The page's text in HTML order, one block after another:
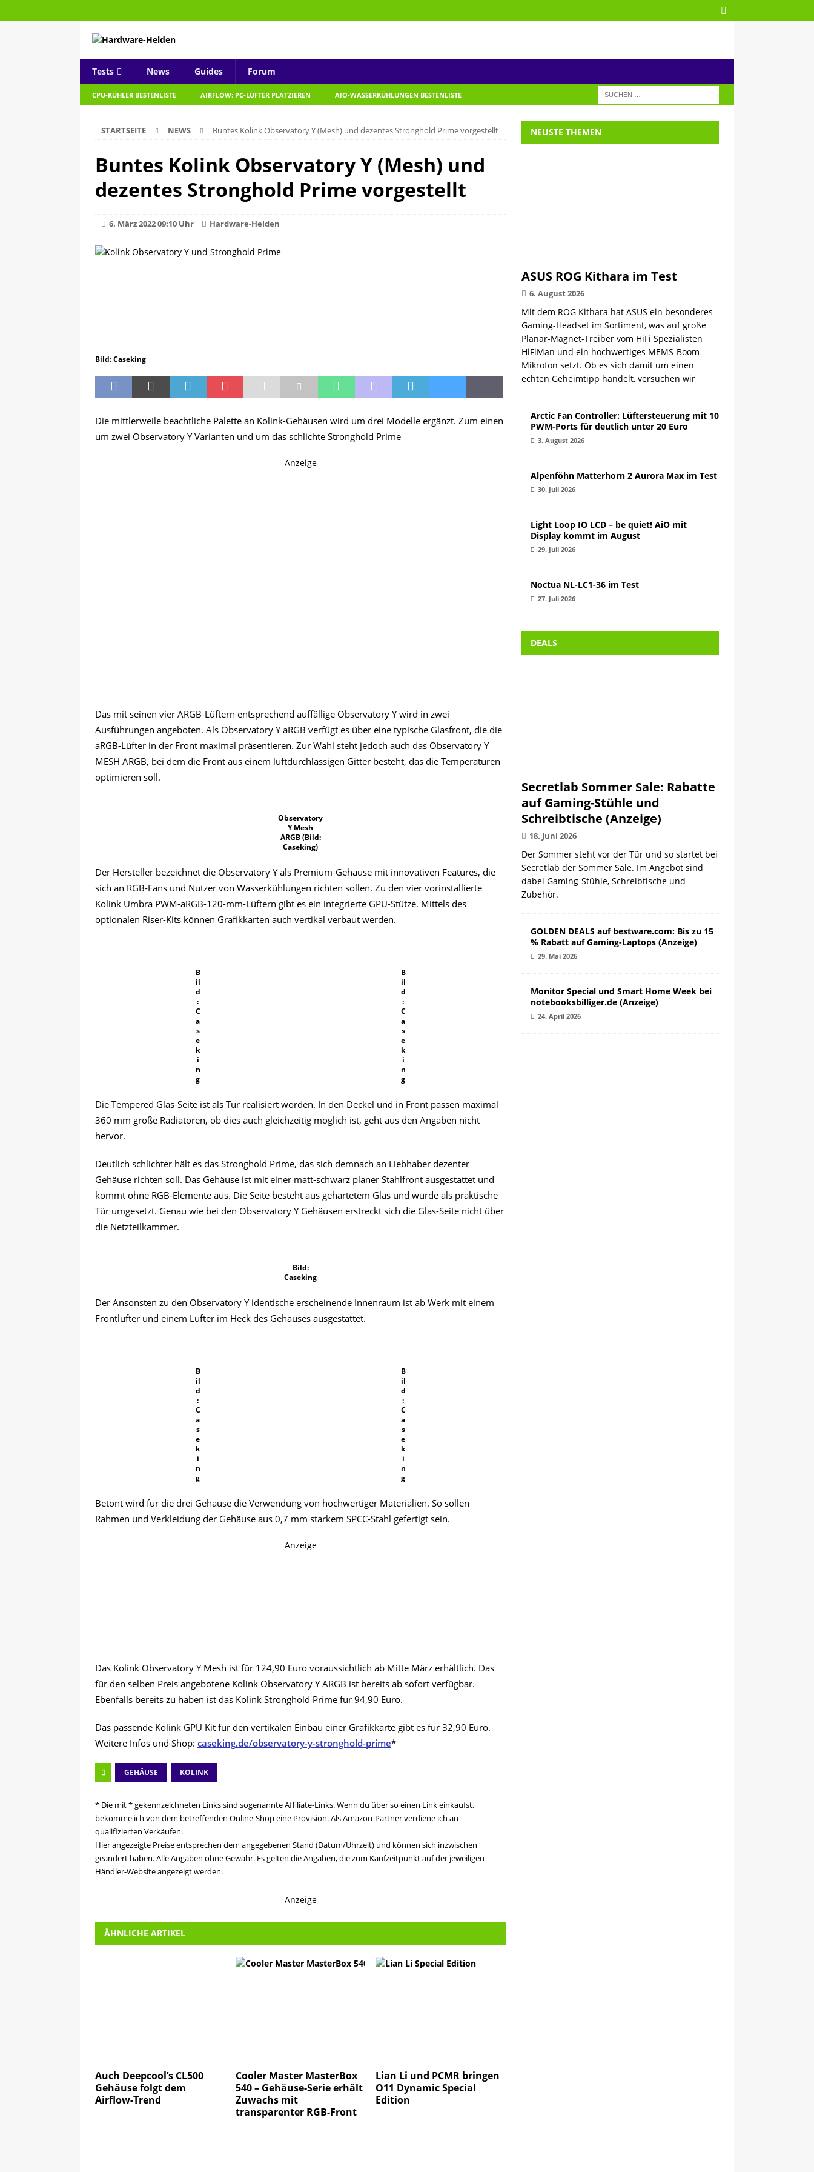
Tests News Guides Forum
CPU-KÜHLER BESTENLISTE AIRFLOW: PC-LÜFTER PLATZIEREN AIO-WASSERKÜHLUNGEN BESTENLISTE
STARTSEITE NEWS Buntes Kolink Observatory Y (Mesh) und dezentes Stronghold Prime vorgestellt
Buntes Kolink Observatory Y (Mesh) und
dezentes Stronghold Prime vorgestellt
6. März 2022 09:10 Uhr Hardware-Helden
Bild: Caseking
Die mittlerweile beachtliche Palette an Kolink-Gehäusen wird um drei Modelle ergänzt. Zum einen
um zwei Observatory Y Varianten und um das schlichte Stronghold Prime
Anzeige
Das mit seinen vier ARGB-Lüftern entsprechend auffällige Observatory Y wird in zwei
Ausführungen angeboten. Als Observatory Y aRGB verfügt es über eine typische Glasfront, die die
aRGB-Lüfter in der Front maximal präsentieren. Zur Wahl steht jedoch auch das Observatory Y
MESH ARGB, bei dem die Front aus einem luftdurchlässigen Gitter besteht, das die Temperaturen
optimieren soll.
Observatory
Y Mesh
ARGB (Bild:
Caseking)
Der Hersteller bezeichnet die Observatory Y als Premium-Gehäuse mit innovativen Features, die
sich an RGB-Fans und Nutzer von Wasserkühlungen richten sollen. Zu den vier vorinstallierte
Kolink Umbra PWM-aRGB-120-mm-Lüftern gibt es ein integrierte GPU-Stütze. Mittels des
optionalen Riser-Kits können Grafikkarten auch vertikal verbaut werden.
B
il
d
:
C
a
s
e
k
i
n
g
B
il
d
:
C
a
s
e
k
i
n
g
Die Tempered Glas-Seite ist als Tür realisiert worden. In den Deckel und in Front passen maximal
360 mm große Radiatoren, ob dies auch gleichzeitig möglich ist, geht aus den Angaben nicht
hervor.
Deutlich schlichter hält es das Stronghold Prime, das sich demnach an Liebhaber dezenter
Gehäuse richten soll. Das Gehäuse ist mit einer matt-schwarz planer Stahlfront ausgestattet und
kommt ohne RGB-Elemente aus. Die Seite besteht aus gehärtetem Glas und wurde als praktische
Tür umgesetzt. Genau wie bei den Observatory Y Gehäusen erstreckt sich die Glas-Seite nicht über
die Netzteilkammer.
Bild:
Caseking
Der Ansonsten zu den Observatory Y identische erscheinende Innenraum ist ab Werk mit einem
Frontlüfter und einem Lüfter im Heck des Gehäuses ausgestattet.
B
il
d
:
C
a
s
e
k
i
n
g
B
il
d
:
C
a
s
e
k
i
n
g
Betont wird für die drei Gehäuse die Verwendung von hochwertiger Materialien. So sollen
Rahmen und Verkleidung der Gehäuse aus 0,7 mm starkem SPCC-Stahl gefertigt sein.
Anzeige
Das Kolink Observatory Y Mesh ist für 124,90 Euro voraussichtlich ab Mitte März erhältlich. Das
für den selben Preis angebotene Kolink Observatory Y ARGB ist bereits ab sofort verfügbar.
Ebenfalls bereits zu haben ist das Kolink Stronghold Prime für 94,90 Euro.
Das passende Kolink GPU Kit für den vertikalen Einbau einer Grafikkarte gibt es für 32,90 Euro.
Weitere Infos und Shop: caseking.de/observatory-y-stronghold-prime*
GEHÄUSE KOLINK
* Die mit * gekennzeichneten Links sind sogenannte Affiliate-Links. Wenn du über so einen Link einkaufst,
bekomme ich von dem betreffenden Online-Shop eine Provision. Als Amazon-Partner verdiene ich an
qualifizierten Verkäufen.
Hier angezeigte Preise entsprechen dem angegebenen Stand (Datum/Uhrzeit) und können sich inzwischen
geändert haben. Alle Angaben ohne Gewähr. Es gelten die Angaben, die zum Kaufzeitpunkt auf der jeweiligen
Händler-Website angezeigt werden.
Anzeige
ÄHNLICHE ARTIKEL
Auch Deepcool’s CL500
Gehäuse folgt dem
Airflow-Trend
Cooler Master MasterBox
540 – Gehäuse-Serie erhält
Zuwachs mit
transparenter RGB-Front
Lian Li und PCMR bringen
O11 Dynamic Special
Edition
NEUSTE THEMEN
ASUS ROG Kithara im Test
6. August 2026
Mit dem ROG Kithara hat ASUS ein besonderes
Gaming-Headset im Sortiment, was auf große
Planar-Magnet-Treiber vom HiFi Spezialisten
HiFiMan und ein hochwertiges MEMS-Boom-
Mikrofon setzt. Ob es sich damit um einen
echten Geheimtipp handelt, versuchen wir
Arctic Fan Controller: Lüftersteuerung mit 10
PWM-Ports für deutlich unter 20 Euro
3. August 2026
Alpenföhn Matterhorn 2 Aurora Max im Test
30. Juli 2026
Light Loop IO LCD – be quiet! AiO mit
Display kommt im August
29. Juli 2026
Noctua NL-LC1-36 im Test
27. Juli 2026
DEALS
Secretlab Sommer Sale: Rabatte
auf Gaming-Stühle und
Schreibtische (Anzeige)
18. Juni 2026
Der Sommer steht vor der Tür und so startet bei
Secretlab der Sommer Sale. Im Angebot sind
dabei Gaming-Stühle, Schreibtische und
Zubehör.
GOLDEN DEALS auf bestware.com: Bis zu 15
% Rabatt auf Gaming-Laptops (Anzeige)
29. Mai 2026
Monitor Special und Smart Home Week bei
notebooksbilliger.de (Anzeige)
24. April 2026